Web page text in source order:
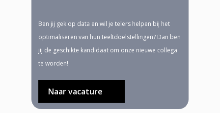
Ben jij gek op data en wil je telers helpen bij het
optimaliseren van hun teeltdoelstellingen? Dan ben
jij de geschikte kandidaat om onze nieuwe collega
te worden!
Naar vacature